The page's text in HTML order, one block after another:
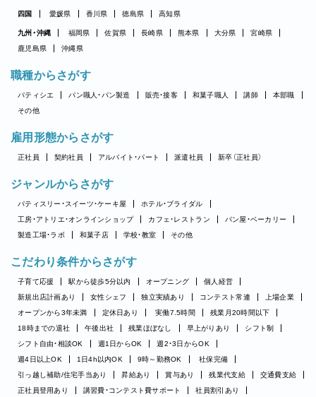
四国 愛媛県 香川県 徳島県 高知県
九州・沖縄 福岡県 佐賀県 長崎県 熊本県 大分県
宮崎県
鹿児島県
沖縄県
職種からさがす
パティシエ パン職人・パン製造 販売・接客 和菓子職人 講師
本部職
その他
雇用形態からさがす
正社員 契約社員 アルバイト・パート 派遣社員 新卒（正社員）
ジャンルからさがす
パティスリー・スイーツ・ケーキ屋
ホテル・ブライダル
工房・アトリエ・オンラインショップ
カフェ・レストラン
パン屋・ベーカリー
製造工場・ラボ
和菓子店 学校・教室 その他
こだわり条件からさがす
子育て応援 駅から徒歩5分以内 オープニング
個人経営
新規出店計画あり
女性シェフ 独立実績あり コンテスト常連
上場企業
オープンから3年未満
定休日あり 実働7.5時間
残業月20時間以下
18時までの退社
午後出社 残業ほぼなし 早上がりあり
シフト制
シフト自由・相談OK
週1日からOK
週2・3日からOK
週4日以上OK
1日4h以内OK 9時～勤務OK
社保完備
引っ越し補助/住宅手当あり
昇給あり 賞与あり 残業代支給
交通費支給
正社員登用あり
講習費・コンテスト費サポート
社員割引あり